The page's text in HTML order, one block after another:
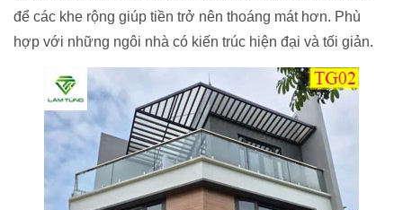
để các khe rộng giúp tiền trở nên thoáng mát hơn. Phù
hợp với những ngôi nhà có kiến ​​trúc hiện đại và tối giản.